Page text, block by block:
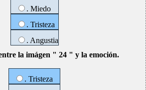
. Miedo
. Tristeza
. Angustia
la imágen " 24 " y la emoción.
. Tristeza